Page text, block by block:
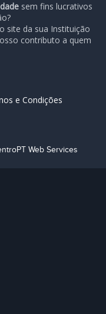
sem fins lucrativos
site da sua Instituição
contributo a quem
e Condições
Web Services